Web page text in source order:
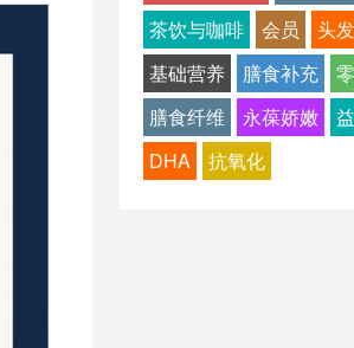
茶饮与咖啡
会员 头
基础营养
膳食补充
膳食纤维
永葆娇嫩
DHA
抗氧化